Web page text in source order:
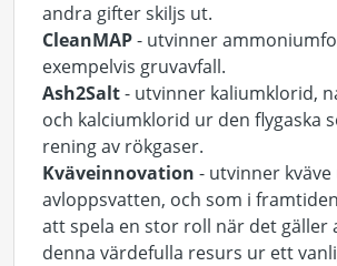
andra gifter skiljs ut.
CleanMAP- utvinner
exempelvis gruvavfall.
Ash2Salt- utvinner kaliumklorid,
och kalciumklorid ur den flygaska
rening av rökgaser.
Kväveinnovation - utvinner
avloppsvatten, och som i
att spela en stor roll när det gäller
denna värdefulla resurs ur ett